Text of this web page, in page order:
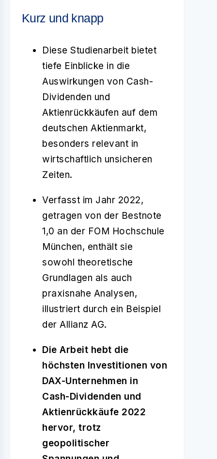
Kurz und knapp
Diese Studienarbeit bietet
tiefe Einblicke in die
Auswirkungen von Cash-
Dividenden und
Aktienrückkäufen auf dem
deutschen Aktienmarkt,
besonders relevant in
wirtschaftlich unsicheren
Zeiten.
Verfasst im Jahr 2022,
getragen von der Bestnote
1,0 an der FOM Hochschule
München, enthält sie
sowohl theoretische
Grundlagen als auch
praxisnahe Analysen,
illustriert durch ein Beispiel
der Allianz AG.
Die Arbeit hebt die
höchsten Investitionen von
DAX-Unternehmen in
Cash-Dividenden und
Aktienrückkäufe 2022
hervor, trotz
geopolitischer